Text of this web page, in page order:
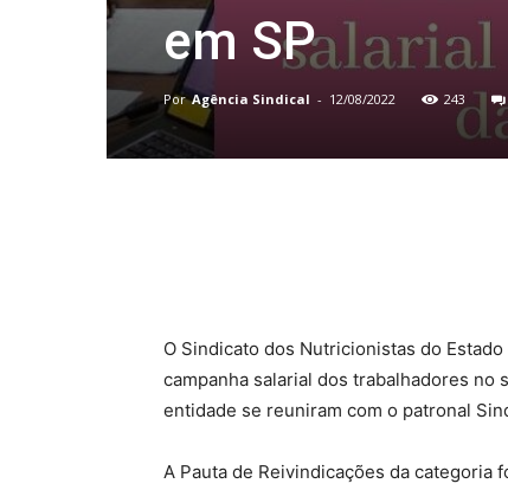
em SP
Por Agência Sindical - 12/08/2022 243
O Sindicato dos Nutricionistas do
campanha salarial dos trabalhadores no
entidade se reuniram com o patronal
A Pauta de Reivindicações da categoria